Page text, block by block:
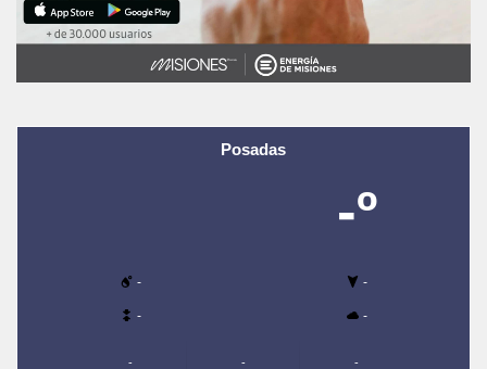
Posadas
-º
- -
- -
- - -